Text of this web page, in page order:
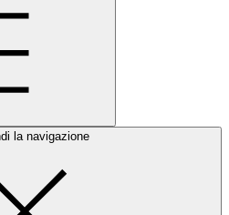
la navigazione